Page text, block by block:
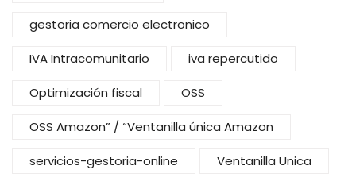
gestoria comercio electronico
IVA Intracomunitario iva repercutido
Optimización fiscal OSS
OSS Amazon” / “Ventanilla única Amazon
servicios-gestoria-online Ventanilla Unica